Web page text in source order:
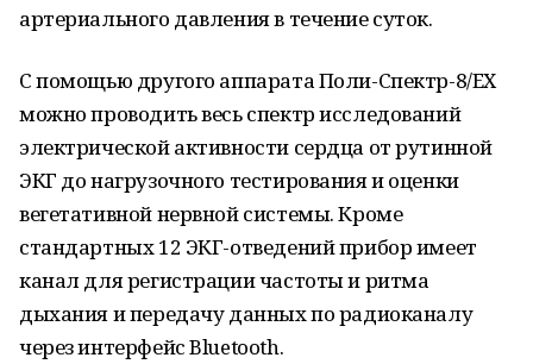
артериального давления в течение суток.
С помощью другого аппарата Поли-Спектр-8/ЕХ
можно проводить весь спектр исследований
электрической активности сердца от рутинной
ЭКГ до нагрузочного тестирования и оценки
вегетативной нервной системы. Кроме
стандартных 12 ЭКГ-отведений прибор имеет
канал для регистрации частоты и ритма
дыхания и передачу данных по радиоканалу
через интерфейс Bluetooth.